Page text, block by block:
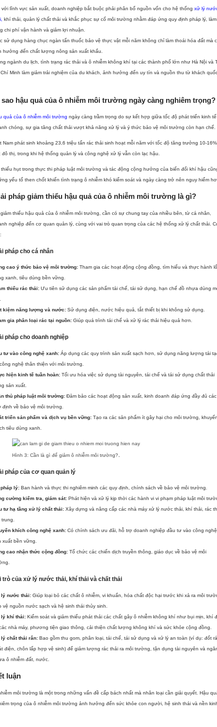
với lĩnh vực sản xuất, doanh nghiệp bắt buộc phải phân bổ nguồn vốn cho hệ thống xử lý
khí thải, quản lý chất thải và khắc phục sự cố môi trường nhằm đáp ứng quy định pháp lý, làm
chi phí vận hành và giảm lợi nhuận.
sử dụng hàng chục ngàn tấn thuốc bảo vệ thực vật mỗi năm không chỉ làm thoái hóa đất mà
hưởng đến chất lượng nông sản xuất khẩu.
ngành du lịch, tình trạng rác thải và ô nhiễm không khí tại các thành phố lớn như Hà Nội và
Minh làm giảm trải nghiệm của du khách, ảnh hưởng đến uy tín và nguồn thu từ khách
sao hậu quả của ô nhiễm môi trường ngày càng nghiêm trọng?
quả của ô nhiễm môi trường ngày càng trầm trọng do sự kết hợp giữa tốc độ phát triển kinh tế
chóng, sự gia tăng chất thải vượt khả năng xử lý và ý thức bảo vệ môi trường còn hạn chế.
Nam phát sinh khoảng 23,6 triệu tấn rác thải sinh hoạt mỗi năm với tốc độ tăng trưởng 10-
đô thị, trong khi hệ thống quản lý và công nghệ xử lý vẫn còn lạc hậu.
hụt trong thực thi pháp luật môi trường và tác động cộng hưởng của biến đổi khí hậu
yếu tố then chốt khiến tình trạng ô nhiễm khó kiểm soát và ngày càng trở nên nguy hiểm
pháp giảm thiểu hậu quả của ô nhiễm môi trường là gì?
thiểu hậu quả của ô nhiễm môi trường, cần có sự chung tay của nhiều bên, từ cá nhân,
nghiệp đến cơ quan quản lý, cùng với vai trò quan trọng của các hệ thống xử lý chất thải.
pháp cho cá nhân
cao ý thức bảo vệ môi trường: Tham gia các hoạt động cộng đồng, tìm hiểu và thực hành
xanh, tiêu dùng bền vững.
thiểu rác thải: Ưu tiên sử dụng các sản phẩm tái chế, tái sử dụng, hạn chế đồ nhựa dùng
kiệm năng lượng và nước: Sử dụng điện, nước hiệu quả, tắt thiết bị khi không sử dụng.
gia phân loại rác tại nguồn: Giúp quá trình tái chế và xử lý rác thải hiệu quả hơn.
pháp cho doanh nghiệp
tư vào công nghệ xanh: Áp dụng các quy trình sản xuất sạch hơn, sử dụng năng lượng tái
nghệ thân thiện với môi trường.
hiện kinh tế tuần hoàn: Tối ưu hóa việc sử dụng tài nguyên, tái chế và tái sử dụng chất thải
sản xuất.
thủ pháp luật môi trường: Đảm bảo các hoạt động sản xuất, kinh doanh đáp ứng đầy đủ các
định về bảo vệ môi trường.
triển sản phẩm và dịch vụ bền vững: Tạo ra các sản phẩm ít gây hại cho môi trường,
tiêu dùng xanh.
Hình 3: Cần là gì để giảm ô nhiễm môi trường?
pháp của cơ quan quản lý
lý: Ban hành và thực thi nghiêm minh các quy định, chính sách về bảo vệ môi trường.
cường kiểm tra, giám sát: Phát hiện và xử lý kịp thời các hành vi vi phạm pháp luật môi
tư hạ tầng xử lý chất thải: Xây dựng và nâng cấp các nhà máy xử lý nước thải, khí thải, rác
trung.
khích công nghệ xanh: Có chính sách ưu đãi, hỗ trợ doanh nghiệp đầu tư vào công
xuất bền vững.
cao nhận thức cộng đồng: Tổ chức các chiến dịch truyền thông, giáo dục về bảo vệ môi
trò của xử lý nước thải, khí thải và chất thải
lý nước thải: Giúp loại bỏ các chất ô nhiễm, vi khuẩn, hóa chất độc hại trước khi xả ra môi
vệ nguồn nước sạch và hệ sinh thái thủy sinh.
lý khí thải: Kiểm soát và giảm thiểu phát thải các chất gây ô nhiễm không khí như bụi mịn, khí
nhà máy, phương tiện giao thông, cải thiện chất lượng không khí và sức khỏe cộng đồng.
lý chất thải rắn: Bao gồm thu gom, phân loại, tái chế, tái sử dụng và xử lý an toàn (ví dụ: đốt
điện, chôn lấp hợp vệ sinh) để giảm lượng rác thải ra môi trường, tận dụng tài nguyên và
ô nhiễm đất, nước.
luận
môi trường là một trong những vấn đề cấp bách nhất mà nhân loại cần giải quyết. Hậu
trọng của ô nhiễm môi trường ảnh hưởng đến sức khỏe con người, hệ sinh thái và nền